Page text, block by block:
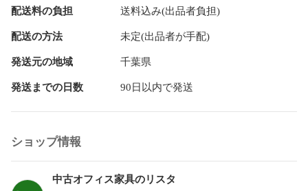
配送料の負担 送料込み(出品者負担)
配送の方法 未定(出品者が手配)
発送元の地域 千葉県
発送までの日数 90日以内で発送
ショップ情報
中古オフィス家具のリスタ